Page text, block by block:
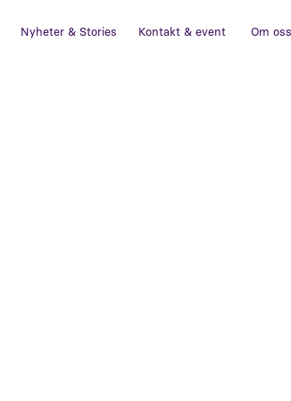
Nyheter & Stories Kontakt & event Om